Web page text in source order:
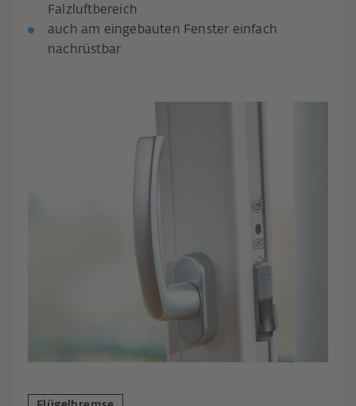
Falzluftbereich
auch am eingebauten Fenster einfach
nachrüstbar